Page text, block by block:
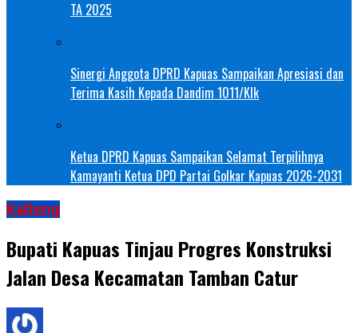
TA 2025
Sinergi Anggota DPRD Kapuas Sampaikan Apresiasi dan
Terima Kasih Kepada Dandim 1011/Klk
Ketua DPRD Kapuas Sampaikan Selamat Terpilihnya
Kamayanti Ketua DPD Partai Golkar Kapuas 2026-2031
Kalteng
Bupati Kapuas Tinjau Progres Konstruksi
Jalan Desa Kecamatan Tamban Catur